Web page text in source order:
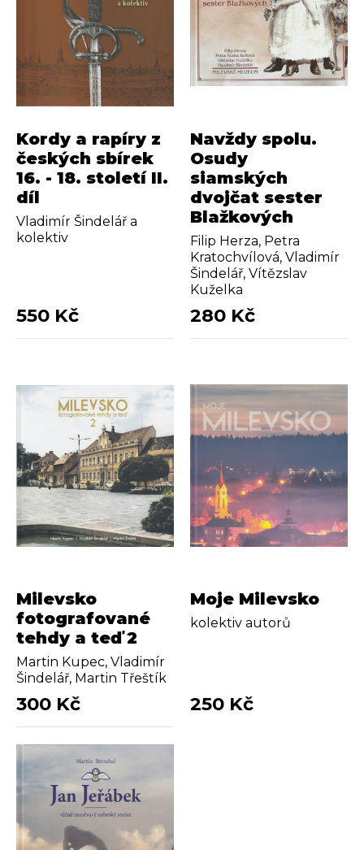
Kordy a rapíry z
českých sbírek
16. - 18. století II.
díl
Vladimír Šindelář a
kolektiv
550 Kč
Navždy spolu.
Osudy
siamských
dvojčat sester
Blažkových
Filip Herza, Petra
Kratochvílová, Vladimír
Šindelář, Vítězslav
Kuželka
280 Kč
Milevsko
fotografované
tehdy a teď 2
Martin Kupec, Vladimír
Šindelář, Martin Třeštík
300 Kč
Moje Milevsko
kolektiv autorů
250 Kč